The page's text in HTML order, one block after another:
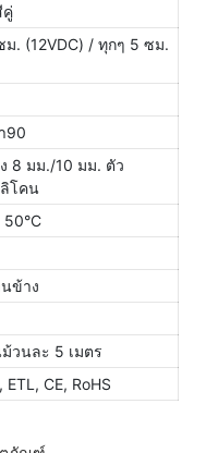
คู่
ม. (12VDC) / ทุกๆ 5 ซม.
90
8 มม./10 มม. ตัว
โคน
50°C
ข้าง
วนละ 5 เมตร
ETL, CE, RoHS